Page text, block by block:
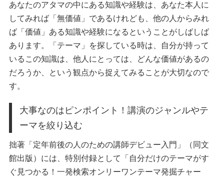
あなたのアタマの中にある知識や経験は、あなた本人に
してみれば「無価値」であるけれども、他の人からみれ
ば「価値」ある知識や経験になるということがしばしば
あります。「テーマ」を探している時は、自分が持って
いるこの知識は、他人にとっては、どんな価値があるの
だろうか、という観点から捉えてみることが大切なので
す。
大事なのはピンポイント！講演のジャンルやテ
ーマを絞り込む
拙著「定年前後の人のための講師デビュー入門」（同文
館出版）には、特別付録として「自分だけのテーマがす
ぐ見つかる！一発検索オンリーワンテーマ発掘チャー